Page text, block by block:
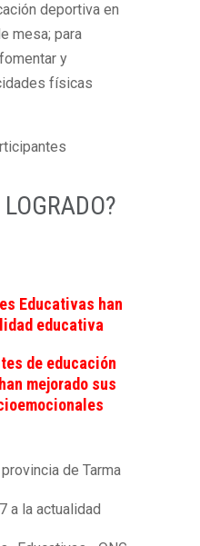
deportiva en
mesa; para
y
físicas
Educativas han
educativa
de educación
mejorado sus
de Tarma
a la actualidad